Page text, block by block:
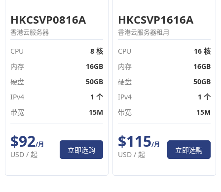
HKCSVP0816A
香港云服务器
CPU
8 核
内存
16GB
硬盘
50GB
IPv4
1 个
带宽
15M
$92/月
USD /起 立即选购
HKCSVP1616A
香港云服务器租用
CPU
16 核
内存
16GB
硬盘
50GB
IPv4
1 个
带宽
15M
$115/月
USD /起 立即选购